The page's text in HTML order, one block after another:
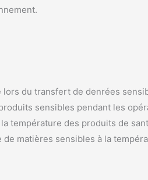
du transfert de denrées
sensibles pendant les
température des produits de
matières sensibles à la